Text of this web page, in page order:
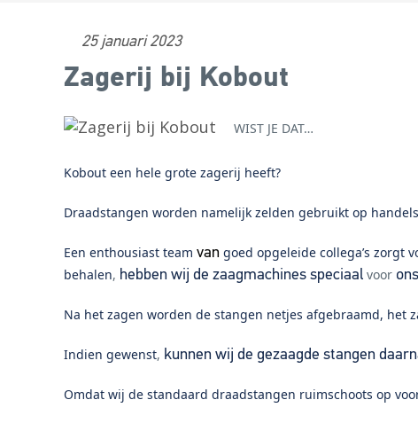
25 januari 2023
Zagerij bij Kobout
WIST JE DAT…
Kobout een hele grote zagerij heeft?
Draadstangen worden namelijk zelden gebruikt op
Een enthousiast team van goed opgeleide collega’s zorgt
behalen, hebben wij de zaagmachines speciaal voor
Na het zagen worden de stangen netjes afgebraamd, het
Indien gewenst, kunnen wij de gezaagde stangen
Omdat wij de standaard draadstangen ruimschoots op